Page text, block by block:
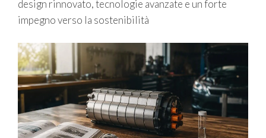
design rinnovato, tecnologie avanzate e un forte
impegno verso la sostenibilità